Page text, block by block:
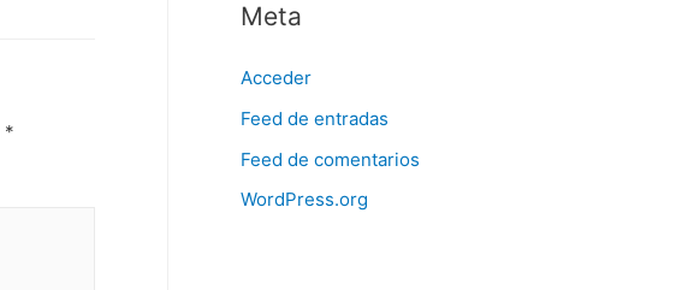
*
Meta
Acceder
Feed de entradas
Feed de comentarios
WordPress.org